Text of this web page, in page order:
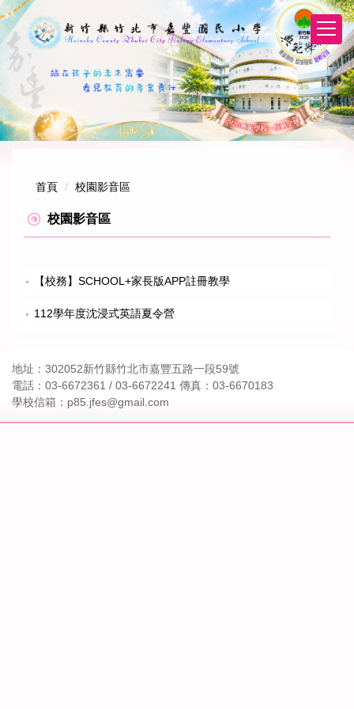
跳
到
主
要
區
首頁 校園影音區
校園影音區
【校務】SCHOOL+家長版APP註冊教學
112學年度沈浸式英語夏令營
地址：302052新竹縣竹北市嘉豐五路一段59號
電話：03-6672361 / 03-6672241 傳真：03-6670183
學校信箱：p85.jfes@gmail.com